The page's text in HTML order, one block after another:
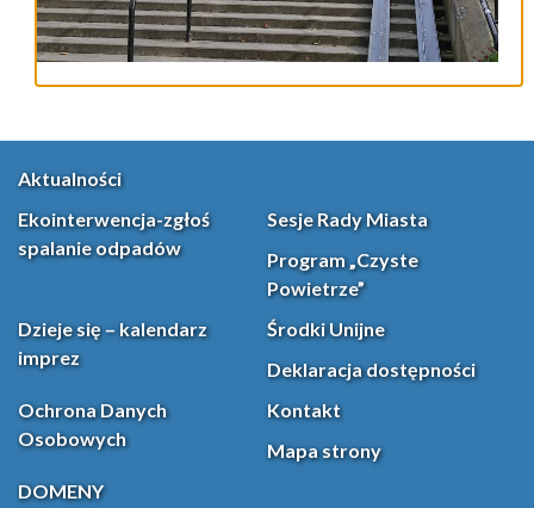
Aktualności
Ekointerwencja-zgłoś
spalanie odpadów
Sesje Rady Miasta
Program „Czyste
Powietrze”
Dzieje się – kalendarz
imprez
Środki Unijne
Deklaracja dostępności
Ochrona Danych
Osobowych
Kontakt
Mapa strony
DOMENY